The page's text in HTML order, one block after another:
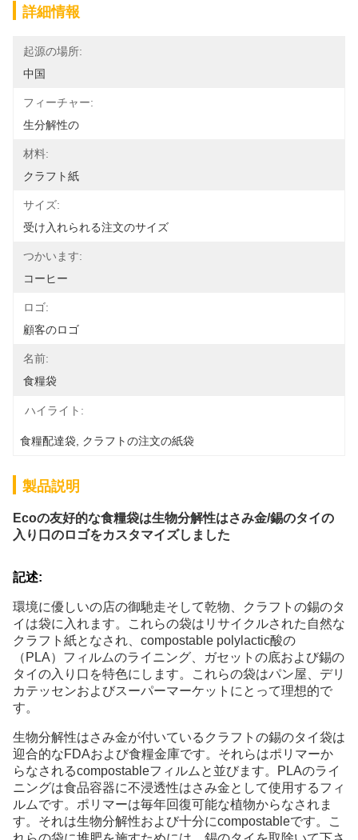
詳細情報
起源の場所:
中国
フィーチャー:
生分解性の
材料:
クラフト紙
サイズ:
受け入れられる注文のサイズ
つかいます:
コーヒー
ロゴ:
顧客のロゴ
名前:
食糧袋
ハイライト:
食糧配達袋 クラフトの注文の紙袋
製品説明
Ecoの友好的な食糧袋は生物分解性はさみ金/錫のタイの
入り口のロゴをカスタマイズしました
記述:
環境に優しいの店の御馳走そして乾物、クラフトの錫のタ
イは袋に入れます。これらの袋はリサイクルされた自然な
クラフト紙となされ、compostable polylactic酸の
（PLA）フィルムのライニング、ガセットの底および錫の
タイの入り口を特色にします。これらの袋はパン屋、デリ
カテッセンおよびスーパーマーケットにとって理想的で
す。
生物分解性はさみ金が付いているクラフトの錫のタイ袋は
迎合的なFDAおよび食糧金庫です。それらはポリマーか
らなされるcompostableフィルムと並びます。PLAのライ
ニングは食品容器に不浸透性はさみ金として使用するフィ
ルムです。ポリマーは毎年回復可能な植物からなされま
す。それは生物分解性および十分にcompostableです。こ